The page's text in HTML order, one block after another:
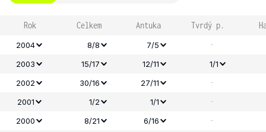
Rok Celkem Antuka Tvrdý p.
2004 8/8 7/5 -
2003 15/17 12/11 1/1
2002
30/16 27/11 -
2001
1/2 1/1 -
2000 8/21 6/16 -